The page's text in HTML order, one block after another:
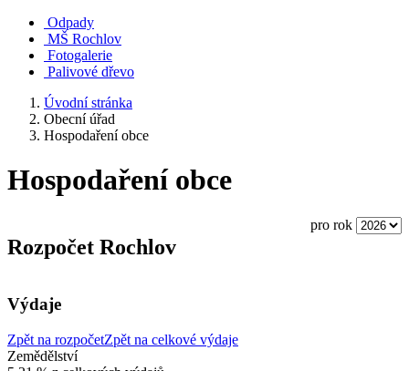
Odpady
MŠ Rochlov
Fotogalerie
Palivové dřevo
Úvodní stránka
Obecní úřad
Hospodaření obce
Hospodaření obce
pro rok
Rozpočet Rochlov
Výdaje
Zpět na rozpočetZpět na celkové výdaje
Zemědělství